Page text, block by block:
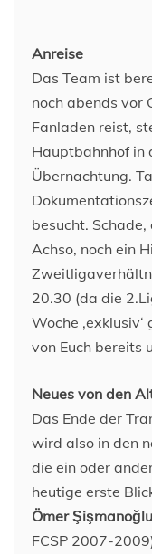
Anreise
Das Team ist
noch abends vor
Fanladen reist,
Hauptbahnhof in
Übernachtung.
besucht.
Achso, noch ein
20.30 (da die
Woche
von Euch bereits
Neues von den
Das Ende der
wird also in den
die ein oder
heutige erste
Ömer Şişmanoğlu
FCSP 2007-